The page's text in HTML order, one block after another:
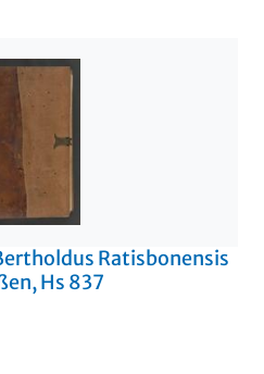
Ratisbonensis
Hs 837